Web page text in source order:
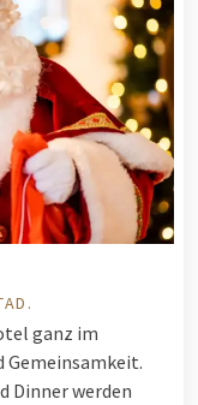
ganz im
Gemeinsamkeit.
Dinner werden